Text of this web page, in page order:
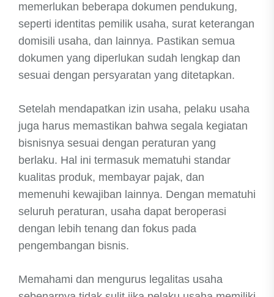
memerlukan beberapa dokumen pendukung,
seperti identitas pemilik usaha, surat keterangan
domisili usaha, dan lainnya. Pastikan semua
dokumen yang diperlukan sudah lengkap dan
sesuai dengan persyaratan yang ditetapkan.
Setelah mendapatkan izin usaha, pelaku usaha
juga harus memastikan bahwa segala kegiatan
bisnisnya sesuai dengan peraturan yang
berlaku. Hal ini termasuk mematuhi standar
kualitas produk, membayar pajak, dan
memenuhi kewajiban lainnya. Dengan mematuhi
seluruh peraturan, usaha dapat beroperasi
dengan lebih tenang dan fokus pada
pengembangan bisnis.
Memahami dan mengurus legalitas usaha